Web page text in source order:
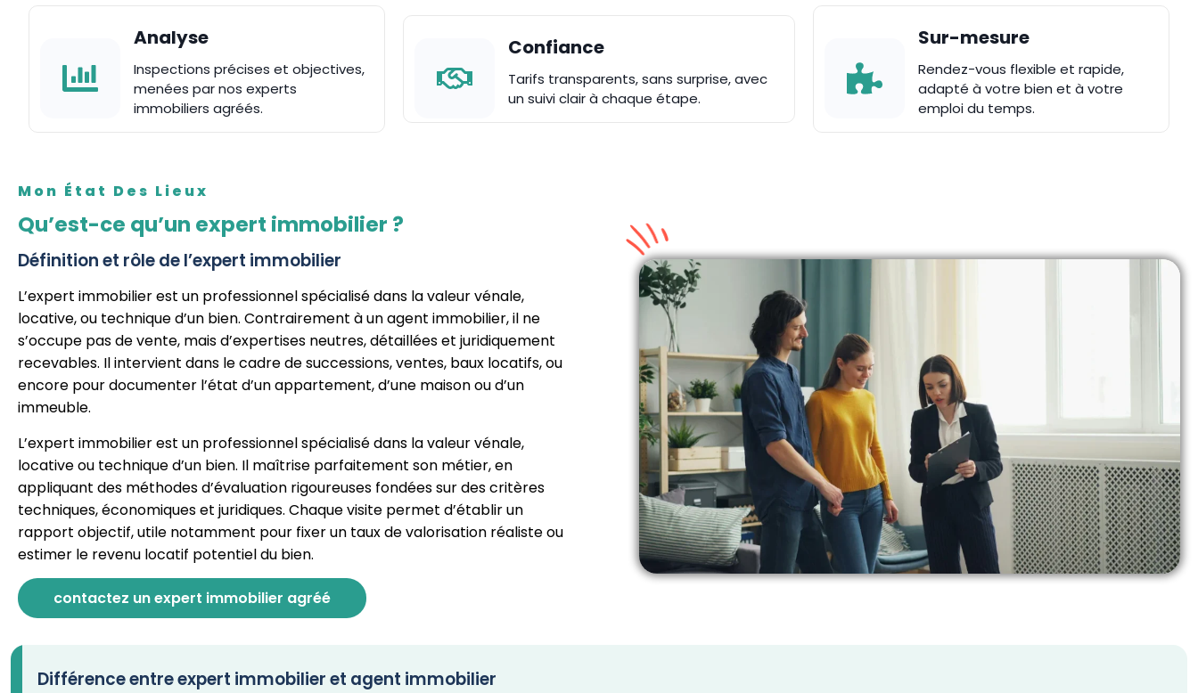
Analyse
Inspections précises et objectives,
menées par nos experts
immobiliers agréés.
Confiance
Tarifs transparents, sans surprise, avec
un suivi clair à chaque étape.
Sur-mesure
Rendez-vous flexible et rapide,
adapté à votre bien et à votre
emploi du temps.
Mon État Des Lieux
Qu’est-ce qu’un expert immobilier ?
Définition et rôle de l’expert immobilier
L’expert immobilier est un professionnel spécialisé dans la valeur vénale,
locative, ou technique d’un bien. Contrairement à un agent immobilier, il ne
s’occupe pas de vente, mais d’expertises neutres, détaillées et juridiquement
recevables. Il intervient dans le cadre de successions, ventes, baux locatifs, ou
encore pour documenter l’état d’un appartement, d’une maison ou d’un
immeuble.
L’expert immobilier est un professionnel spécialisé dans la valeur vénale,
locative ou technique d’un bien. Il maîtrise parfaitement son métier, en
appliquant des méthodes d’évaluation rigoureuses fondées sur des critères
techniques, économiques et juridiques. Chaque visite permet d’établir un
rapport objectif, utile notamment pour fixer un taux de valorisation réaliste ou
estimer le revenu locatif potentiel du bien.
contactez un expert immobilier agréé
Différence entre expert immobilier et agent immobilier